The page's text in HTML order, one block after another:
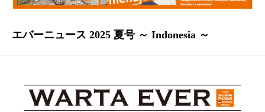
エバーニュース 2025 夏号 ～ Indonesia ～